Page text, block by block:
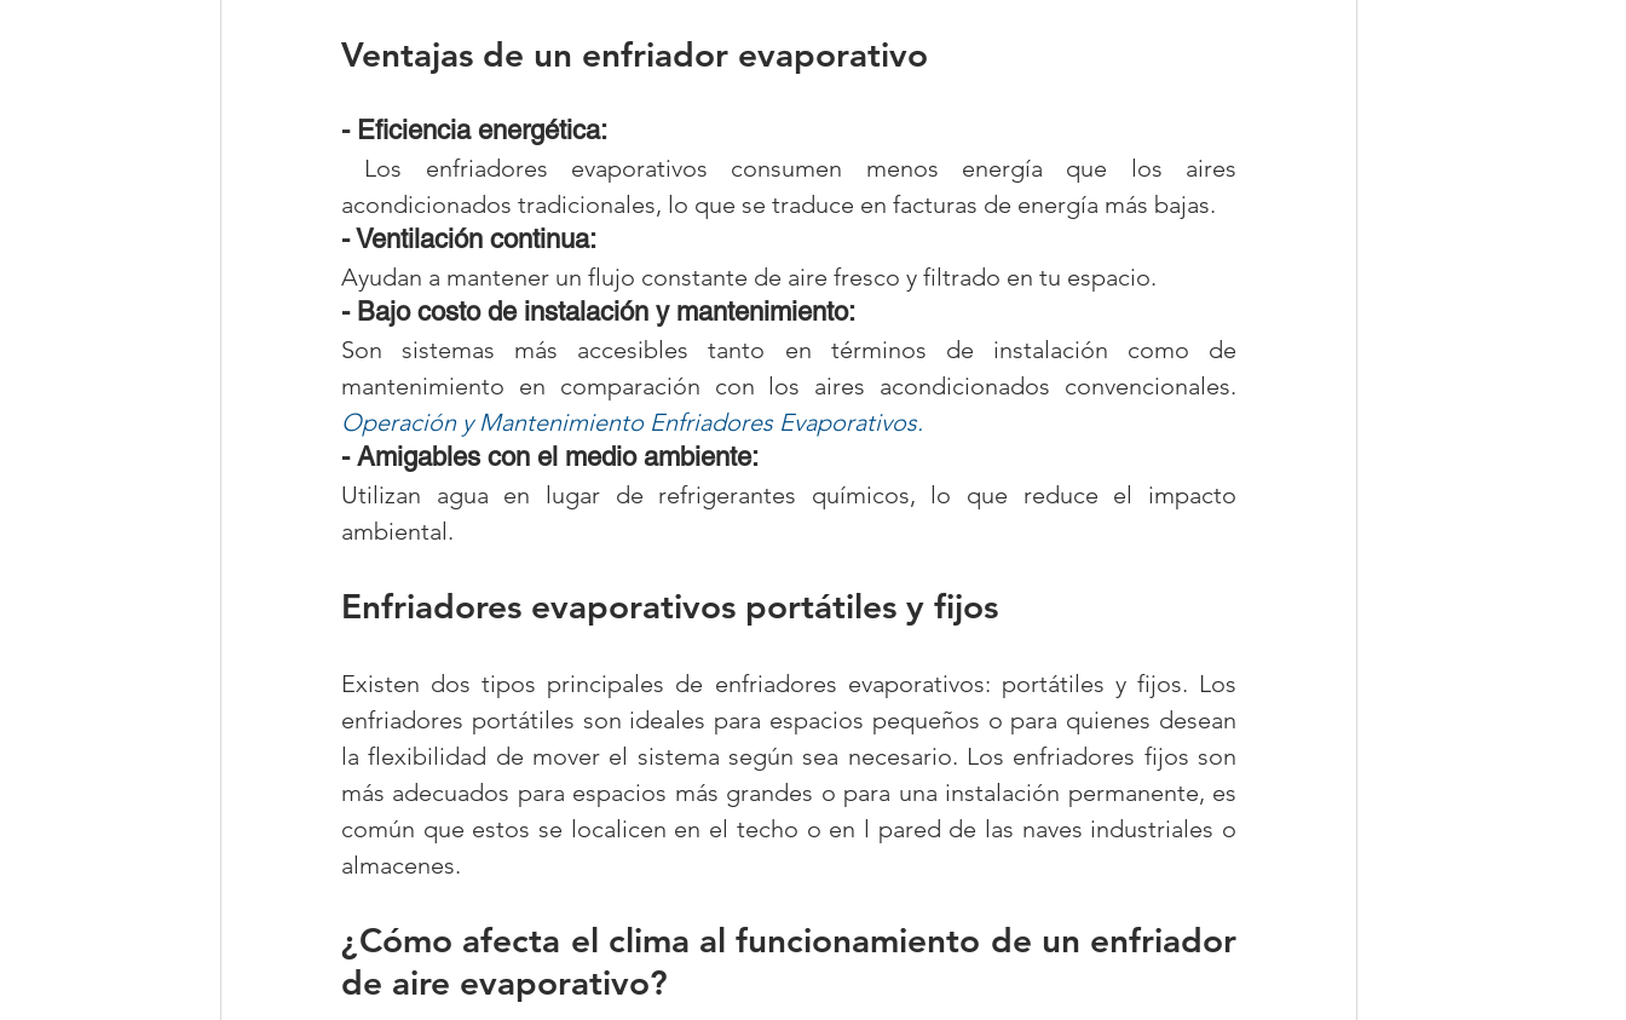
Ventajas de un enfriador evaporativo
- Eficiencia energética:
acondicionados tradicionales, lo que se traduce en facturas de energía más bajas.
- Ventilación continua:
Ayudan a mantener un flujo constante de aire fresco y filtrado en tu espacio.
- Bajo costo de instalación y mantenimiento:
Son sistemas más accesibles tanto en términos de instalación como de
Operación y Mantenimiento Enfriadores Evaporativos.
- Amigables con el medio ambiente:
Utilizan agua en lugar de refrigerantes químicos, lo que reduce el impacto
ambiental.
Enfriadores evaporativos portátiles y fijos
Existen dos tipos principales de enfriadores evaporativos: portátiles y fijos. Los
enfriadores portátiles son ideales para espacios pequeños o para quienes desean
la flexibilidad de mover el sistema según sea necesario. Los enfriadores fijos son
más adecuados para espacios más grandes o para una instalación permanente, es
común que estos se localicen en el techo o en l pared de las naves industriales o
almacenes.
¿Cómo afecta el clima al funcionamiento de un enfriador
de aire evaporativo?